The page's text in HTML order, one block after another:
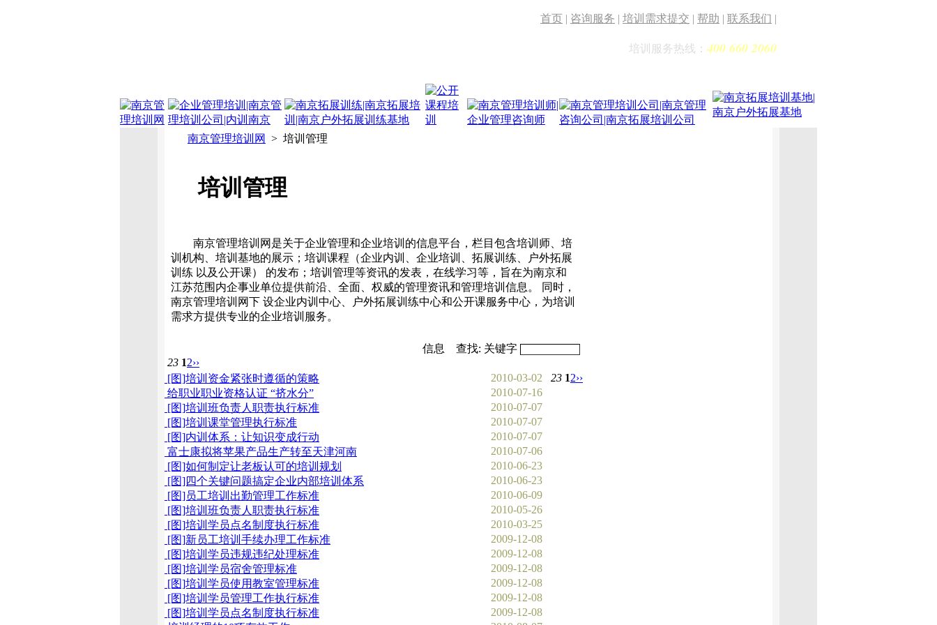
首页 | 咨询服务 | 培训需求提交 | 帮助 | 联系我们 |
培训服务热线： 400 660 2060
南京管理培训网 > 培训管理
培训管理
南京管理培训网是关于企业管理和企业培训的信息平台，栏目包含培训师、培
训机构、培训基地的展示；培训课程（企业内训、企业培训、拓展训练、户外拓展
训练 以及公开课） 的发布；培训管理等资讯的发表，在线学习等，旨在为南京和
江苏范围内企事业单位提供前沿、全面、权威的管理资讯和管理培训信息。 同时，
南京管理培训网下 设企业内训中心、户外拓展训练中心和公开课服务中心，为培训
需求方提供专业的企业培训服务。
信息 查找: 关键字
23 12››
[图]培训资金紧张时遵循的策略
2010-03-02
给职业职业资格认证 “挤水分”
2010-07-16
[图]培训班负责人职责执行标准
2010-07-07
[图]培训课堂管理执行标准
2010-07-07
[图]内训体系：让知识变成行动
2010-07-07
富士康拟将苹果产品生产转至天津河南
2010-07-06
[图]如何制定让老板认可的培训规划
2010-06-23
[图]四个关键问题搞定企业内部培训体系
2010-06-23
[图]员工培训出勤管理工作标准
2010-06-09
[图]培训班负责人职责执行标准
2010-05-26
[图]培训学员点名制度执行标准
2010-03-25
[图]新员工培训手续办理工作标准
2009-12-08
[图]培训学员违规违纪处理标准
2009-12-08
[图]培训学员宿舍管理标准
2009-12-08
[图]培训学员使用教室管理标准
2009-12-08
[图]培训学员管理工作执行标准
2009-12-08
[图]培训学员点名制度执行标准
2009-12-08
23 12››